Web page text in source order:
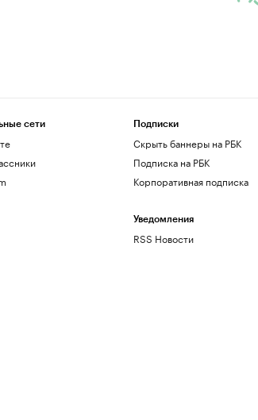
сети Подписки
Скрыть баннеры на РБК
Подписка на РБК
Корпоративная подписка
Уведомления
RSS Новости